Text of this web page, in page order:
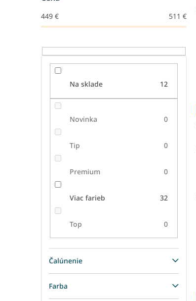
449 € 511 €
Na sklade 12
Novinka 0
Tip 0
Premium 0
Viac farieb 32
Top 0
Čalúnenie
Farba